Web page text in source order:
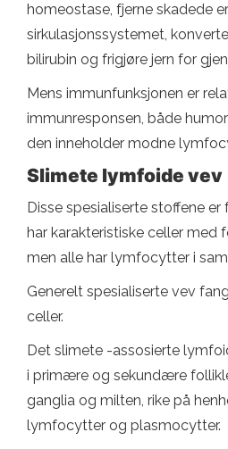
homeostase, fjerne skadede
sirkulasjonssystemet,
bilirubin og frigjøre jern for
Mens immunfunksjonen er
immunresponsen, både
den inneholder modne
Slimete lymfoide vev
Disse spesialiserte stoffene
har karakteristiske celler med
men alle har lymfocytter i
Generelt spesialiserte vev
celler.
Det slimete -assosierte
i primære og sekundære
ganglia og milten, rike på
lymfocytter og plasmocytter.